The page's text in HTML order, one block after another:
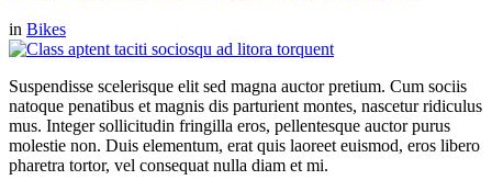
in Bikes
Suspendisse scelerisque elit sed magna auctor pretium. Cum sociis
natoque penatibus et magnis dis parturient montes, nascetur ridiculus
mus. Integer sollicitudin fringilla eros, pellentesque auctor purus
molestie non. Duis elementum, erat quis laoreet euismod, eros libero
pharetra tortor, vel consequat nulla diam et mi.